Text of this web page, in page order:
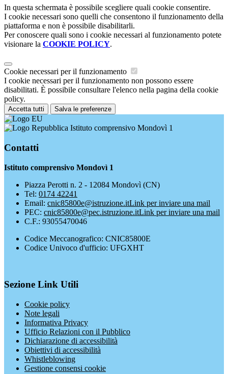
In questa schermata è possibile scegliere quali cookie consentire.
I cookie necessari sono quelli che consentono il funzionamento della
piattaforma e non è possibile disabilitarli.
Per conoscere quali sono i cookie necessari al funzionamento potete
visionare la COOKIE POLICY.
Cookie necessari per il funzionamento
I cookie necessari per il funzionamento non possono essere
disabilitati. È possibile consultare l'elenco nella pagina della cookie
policy.
Accetta tutti Salva le preferenze
Istituto comprensivo Mondovì 1
Contatti
Istituto comprensivo Mondovì 1
Piazza Perotti n. 2 - 12084 Mondovì (CN)
Tel: 0174 42241
Email: cnic85800e@istruzione.itLink per inviare una mail
PEC: cnic85800e@pec.istruzione.itLink per inviare una mail
C.F.: 93055470046
Codice Meccanografico: CNIC85800E
Codice Univoco d'ufficio: UFGXHT
Sezione Link Utili
Cookie policy
Note legali
Informativa Privacy
Ufficio Relazioni con il Pubblico
Dichiarazione di accessibilità
Obiettivi di accessibilità
Whistleblowing
Gestione consensi cookie